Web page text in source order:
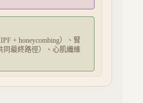
+ honeycombing）、腎
同最終路徑）、心肌纖維